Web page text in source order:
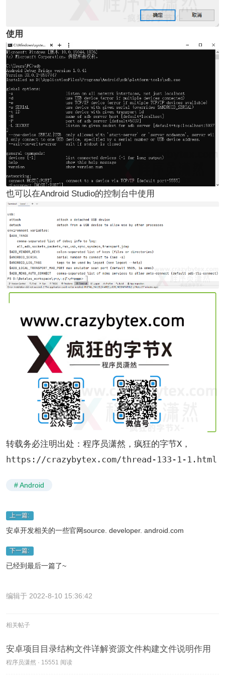
使用
也可以在Android Studio的控制台中使用
转载务必注明出处：程序员潇然，疯狂的字节X，
https://crazybytex.com/thread-133-1-1.html
# Android
上一篇:
安卓开发相关的一些官网source. developer. android.com
下一篇:
已经到最后一篇了~
编辑于 2022-8-10 15:36:42
相关帖子
安卓项目目录结构文件详解资源文件构建文件说明作用
程序员潇然 · 15551 阅读